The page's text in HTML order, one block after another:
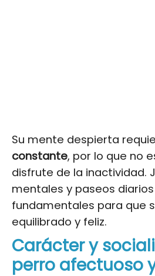
Su mente despierta
constante, por lo que no
disfrute de la inactividad.
mentales y paseos
fundamentales para que
equilibrado y feliz.
Carácter y
perro afectuoso